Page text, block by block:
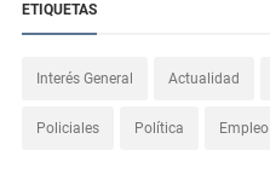
ETIQUETAS
Interés General Actualidad
Policiales Política Empleo